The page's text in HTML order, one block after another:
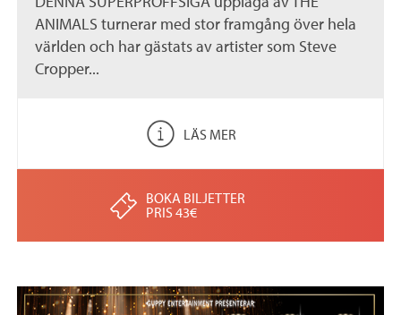
ANIMALS turnerar med stor framgång över hela
världen och har gästats av artister som Steve
Cropper...
LÄS MER
BOKA BILJETTER
PRIS 43€